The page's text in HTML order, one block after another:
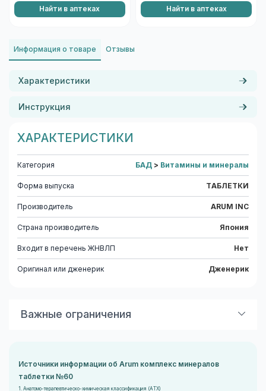
Найти в аптеках Найти в аптеках
Информация о товаре Отзывы
Характеристики
Инструкция
ХАРАКТЕРИСТИКИ
Категория БАД > Витамины и минералы
Форма выпуска ТАБЛЕТКИ
Производитель ARUM INC
Страна производитель Япония
Входит в перечень ЖНВЛП Нет
Оригинал или дженерик Дженерик
Важные ограничения
марганца, меди, содержащей йод, для восполнения
недостатка минералов в
Источники информации об Arum комплекс минералов
таблетки №60
1. Анатомо-терапевтическо-химическая классификация (ATX)